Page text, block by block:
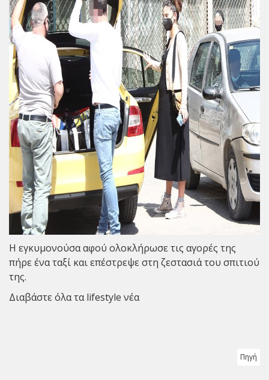
Η εγκυμονούσα αφού ολοκλήρωσε τις αγορές της
πήρε ένα ταξί και επέστρεψε στη ζεστασιά του σπιτιού
της.
Διαβάστε όλα τα lifestyle νέα
Πηγή